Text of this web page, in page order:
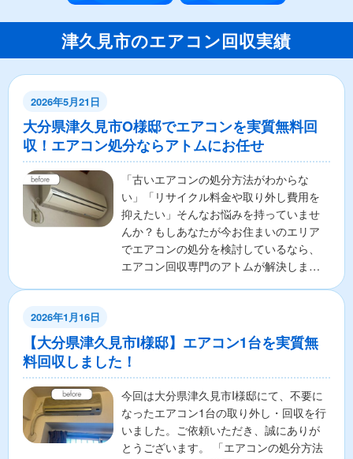
津久見市のエアコン回収実績
2026年5月21日
大分県津久見市O様邸でエアコンを実質無料回
収！エアコン処分ならアトムにお任せ
「古いエアコンの処分方法がわからな
い」「リサイクル料金や取り外し費用を
抑えたい」そんなお悩みを持っていませ
んか？もしあなたが今お住まいのエリア
でエアコンの処分を検討しているなら、
エアコン回収専門のアトムが解決しま
2026年1月16日
【大分県津久見市I様邸】エアコン1台を実質無
料回収しました！
今回は大分県津久見市I様邸にて、不要に
なったエアコン1台の取り外し・回収を行
いました。ご依頼いただき、誠にありが
とうございます。 「エアコンの処分方法